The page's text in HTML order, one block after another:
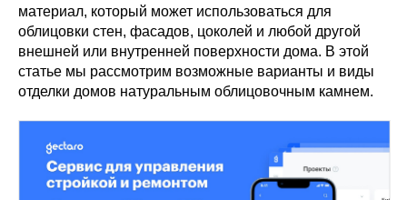
материал, который может использоваться для
облицовки стен, фасадов, цоколей и любой другой
внешней или внутренней поверхности дома. В этой
статье мы рассмотрим возможные варианты и виды
отделки домов натуральным облицовочным камнем.